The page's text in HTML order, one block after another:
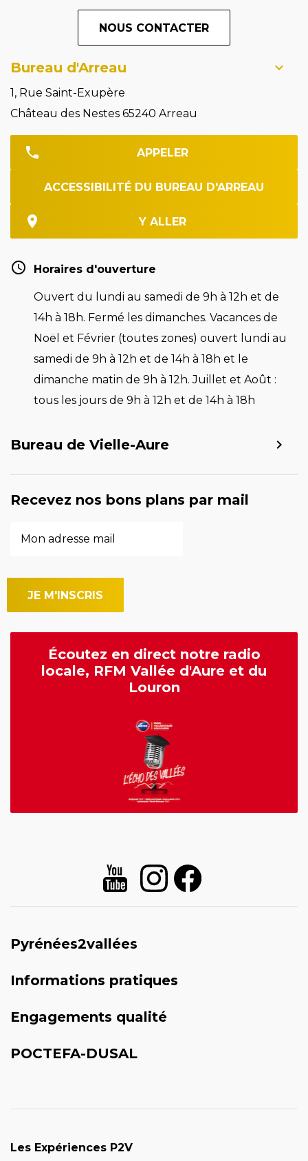
NOUS CONTACTER
Bureau d'Arreau
1, Rue Saint-Exupère
Château des Nestes 65240 Arreau
APPELER
ACCESSIBILITÉ DU BUREAU D'ARREAU
Y ALLER
Horaires d'ouverture
Ouvert du lundi au samedi de 9h à 12h et de
14h à 18h. Fermé les dimanches. Vacances de
Noël et Février (toutes zones) ouvert lundi au
samedi de 9h à 12h et de 14h à 18h et le
dimanche matin de 9h à 12h. Juillet et Août :
tous les jours de 9h à 12h et de 14h à 18h
Bureau de Vielle-Aure
Recevez nos bons plans par mail
Écoutez en direct notre radio
locale, RFM Vallée d'Aure et du
Louron
Pyrénées2vallées
Informations pratiques
Engagements qualité
POCTEFA-DUSAL
Les Expériences P2V